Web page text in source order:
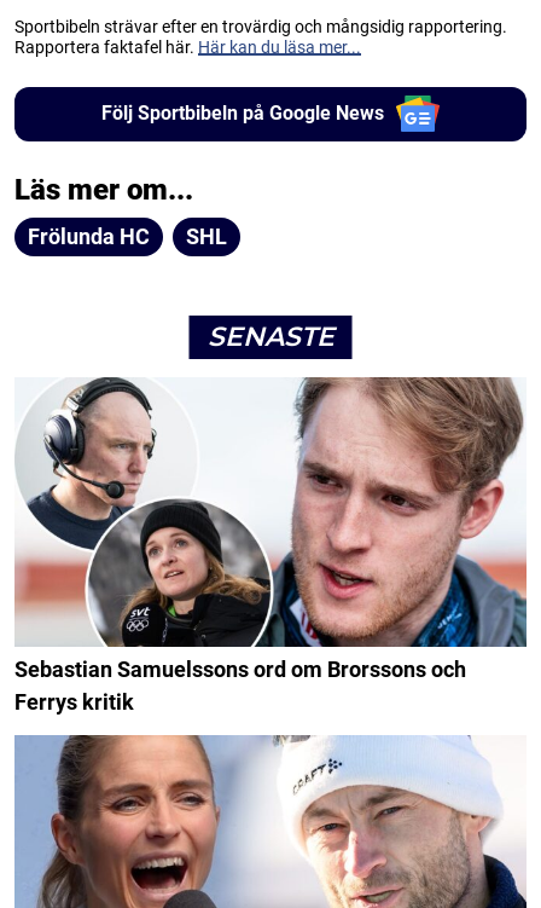
Sportbibeln strävar efter en trovärdig och mångsidig rapportering.
Rapportera faktafel här. Här kan du läsa mer...
Följ Sportbibeln på Google News
Läs mer om...
Frölunda HC SHL
SENASTE
Sebastian Samuelssons ord om Brorssons och
Ferrys kritik